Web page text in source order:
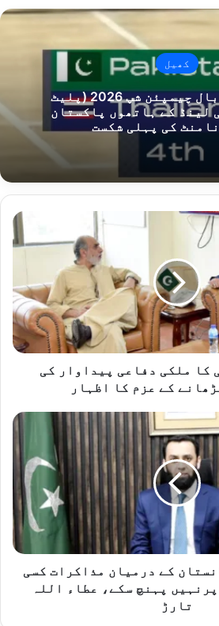
کھیل
ایشیائی نیٹ بال چیمپئن شپ 2026 (پلیٹ
لینڈ کے ہاتھوں پاکستان
کی پہلی شکست
کا ملکی دفاعی پیداوار کی
کے عزم کا اظہار
کے درمیان مذاکرات کسی
پہنچ سکے، عطاء اللہ
تارڑ